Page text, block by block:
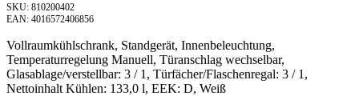
SKU: 810200402
EAN: 4016572406856
Vollraumkühlschrank, Standgerät, Innenbeleuchtung,
Temperaturregelung Manuell, Türanschlag wechselbar,
Glasablage/verstellbar: 3 / 1, Türfächer/Flaschenregal: 3 / 1,
Nettoinhalt Kühlen: 133,0 l, EEK: D, Weiß